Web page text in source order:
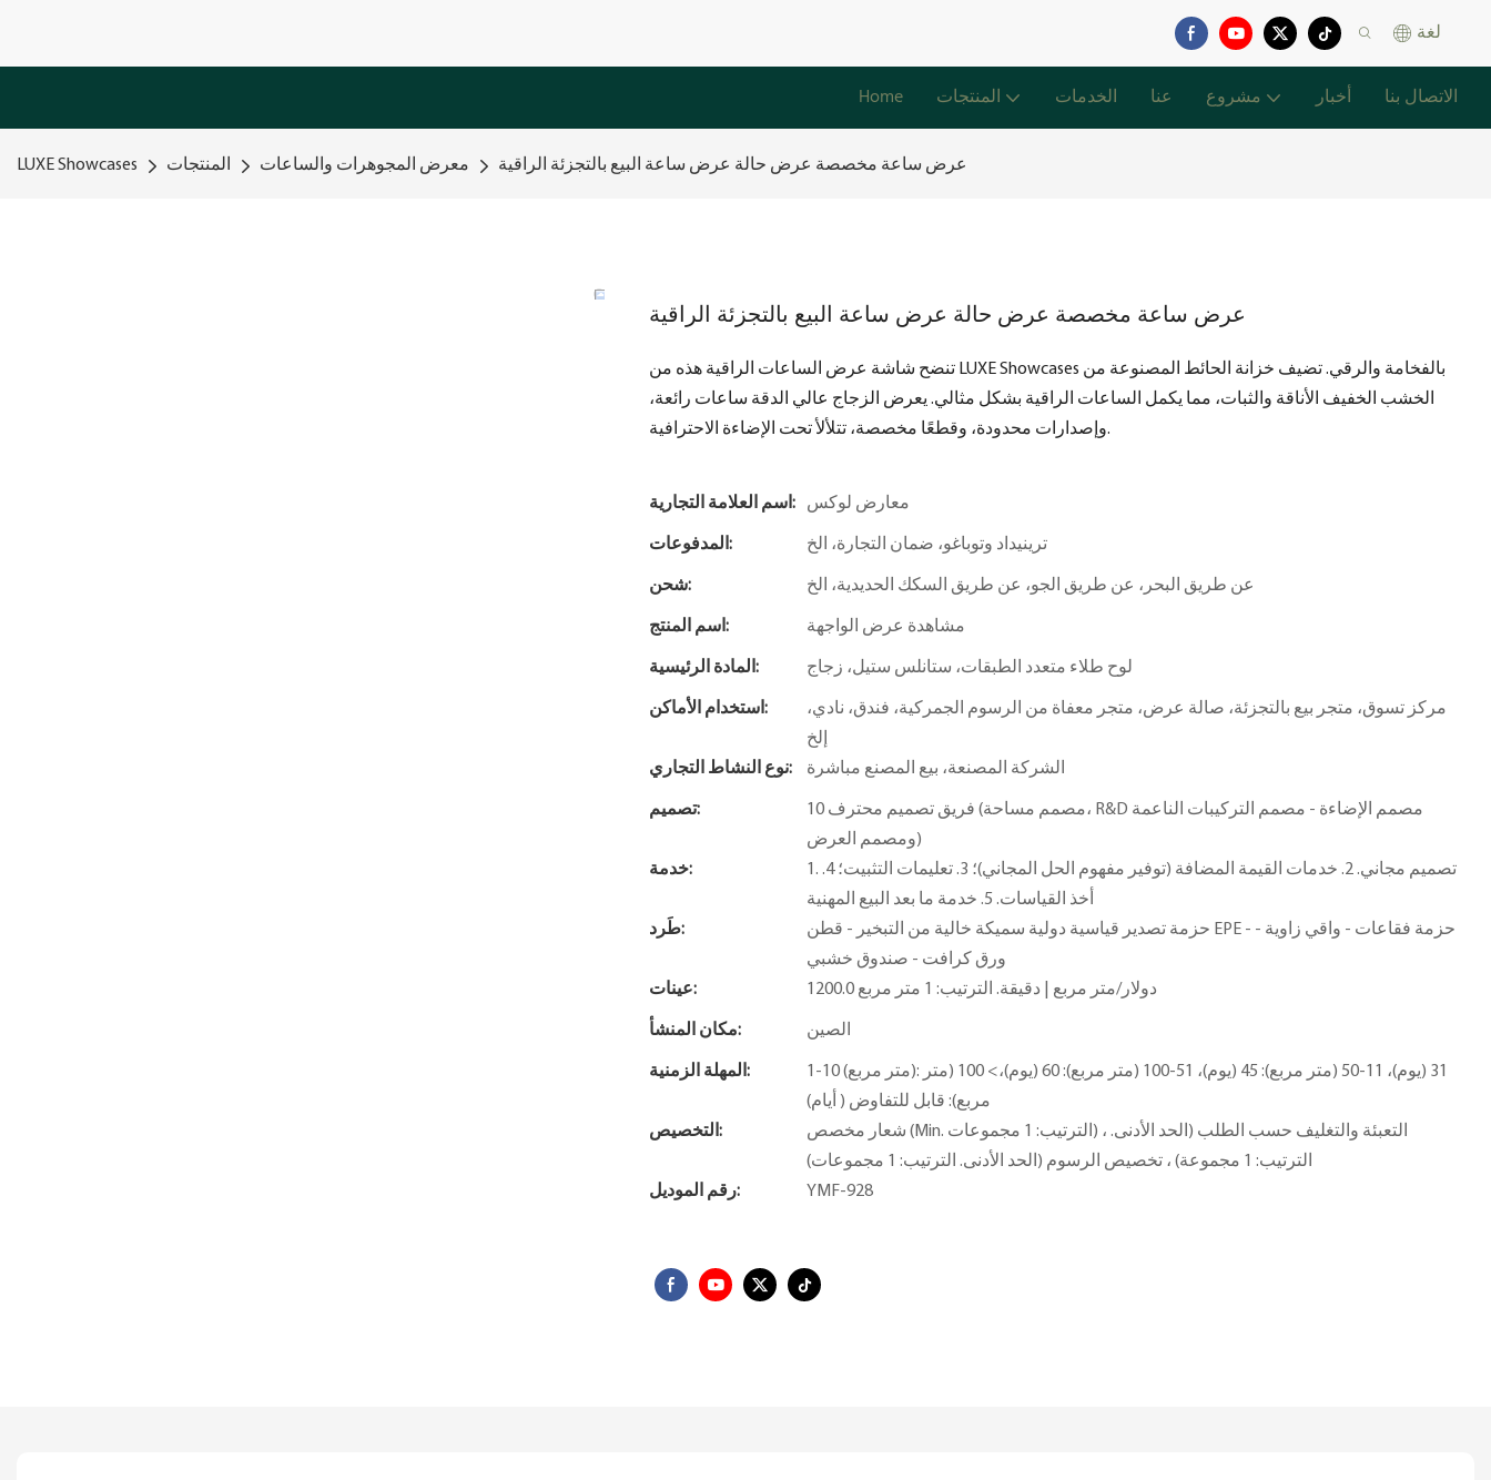
لغة
Home المنتجات الخدمات عنا مشروع أخبار الاتصال بنا
LUXE Showcases المنتجات معرض المجوهرات والساعات عرض ساعة مخصصة عرض حالة عرض ساعة البيع بالتجزئة الراقية
عرض ساعة مخصصة عرض حالة عرض ساعة البيع بالتجزئة الراقية
تنضح شاشة عرض الساعات الراقية هذه من LUXE Showcases بالفخامة والرقي. تضيف خزانة الحائط المصنوعة من
الخشب الخفيف الأناقة والثبات، مما يكمل الساعات الراقية بشكل مثالي. يعرض الزجاج عالي الدقة ساعات رائعة،
وإصدارات محدودة، وقطعًا مخصصة، تتلألأ تحت الإضاءة الاحترافية.
اسم العلامة التجارية: معارض لوكس
المدفوعات: ترينيداد وتوباغو، ضمان التجارة، الخ
شحن: عن طريق البحر، عن طريق الجو، عن طريق السكك الحديدية، الخ
اسم المنتج: مشاهدة عرض الواجهة
المادة الرئيسية: لوح طلاء متعدد الطبقات، ستانلس ستيل، زجاج
استخدام الأماكن:
مركز تسوق، متجر بيع بالتجزئة، صالة عرض، متجر معفاة من الرسوم الجمركية، فندق، نادي،
إلخ
نوع النشاط التجاري:
الشركة المصنعة، بيع المصنع مباشرة
تصميم:
10 فريق تصميم محترف (مصمم مساحة، R&D مصمم الإضاءة - مصمم التركيبات الناعمة
ومصمم العرض)
خدمة:
1. تصميم مجاني. 2. خدمات القيمة المضافة (توفير مفهوم الحل المجاني)؛ 3. تعليمات التثبيت؛ 4.
أخذ القياسات. 5. خدمة ما بعد البيع المهنية
طَرد:
حزمة تصدير قياسية دولية سميكة خالية من التبخير - قطن EPE - حزمة فقاعات - واقي زاوية -
ورق كرافت - صندوق خشبي
عينات:
1200.0 دولار/متر مربع | دقيقة. الترتيب: 1 متر مربع
مكان المنشأ: الصين
المهلة الزمنية:
1-10 (متر مربع): 31 (يوم)، 11-50 (متر مربع): 45 (يوم)، 51-100 (متر مربع): 60 (يوم)،> 100 (متر
مربع): قابل للتفاوض ( أيام)
التخصيص:
شعار مخصص (Min. الترتيب: 1 مجموعات) ، التعبئة والتغليف حسب الطلب (الحد الأدنى.
الترتيب: 1 مجموعة) ، تخصيص الرسوم (الحد الأدنى. الترتيب: 1 مجموعات)
رقم الموديل:
YMF-928